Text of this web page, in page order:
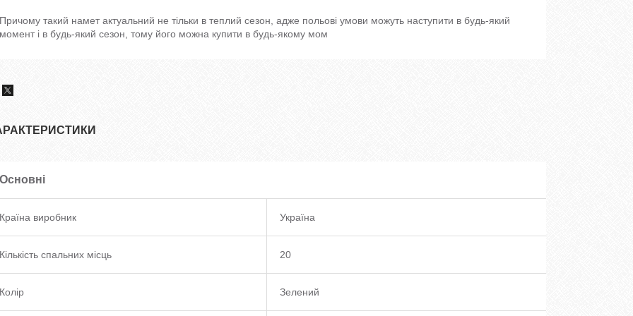
Причому такий намет актуальний не тільки в теплий сезон, адже польові умови можуть наступити в будь-який
момент і в будь-який сезон, тому його можна купити в будь-якому мом
Основні
Країна виробник Україна
Кількість спальних місць 20
Колір Зелений